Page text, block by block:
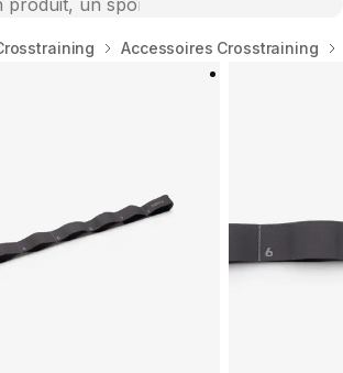
Accessoires Crosstraining